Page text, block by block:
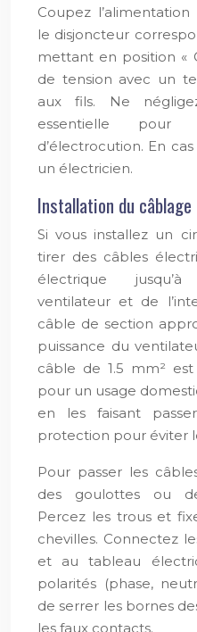
Coupez
le disjoncteur
mettant en position «
de tension avec un
aux fils. Ne
essentielle
d’électrocution. En
un électricien.
Installation du
Si vous installez un
tirer des câbles
électrique
ventilateur et de
câble de section
puissance du
câble de 1.5 mm²
pour un usage
en les faisant
protection pour éviter
Pour passer les
des goulottes ou
Percez les trous et
chevilles. Connectez
et au tableau
polarités (phase,
de serrer les bornes
les faux contacts.